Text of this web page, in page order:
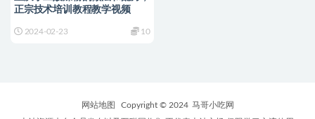
正宗技术培训教程教学视频
2024-02-23 10
网站地图 Copyright © 2024 马哥小吃网